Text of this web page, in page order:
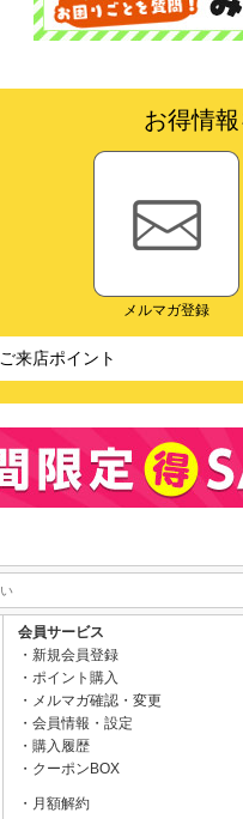
お得情
メルマガ登録
ご来店ポイント
会員サービス
新規会員登録
ポイント購入
メルマガ確認・変更
会員情報・設定
購入履歴
クーポンBOX
月額解約